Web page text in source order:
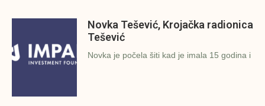
Novka Tešević, Krojačka radionica
Tešević
Novka je počela šiti kad je imala 15 godina i